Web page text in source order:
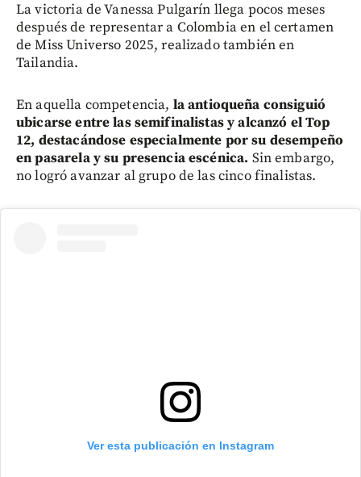
La victoria de Vanessa Pulgarín llega pocos meses
después de representar a Colombia en el certamen
de Miss Universo 2025, realizado también en
Tailandia.
En aquella competencia, la antioqueña consiguió
ubicarse entre las semifinalistas y alcanzó el Top
12, destacándose especialmente por su desempeño
en pasarela y su presencia escénica. Sin embargo,
no logró avanzar al grupo de las cinco finalistas.
Ver esta publicación en Instagram